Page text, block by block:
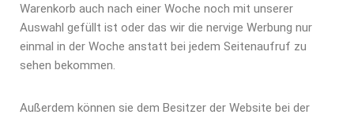
Warenkorb auch nach einer Woche noch mit unserer
Auswahl gefüllt ist oder das wir die nervige Werbung nur
einmal in der Woche anstatt bei jedem Seitenaufruf zu
sehen bekommen.
Außerdem können sie dem Besitzer der Website bei der